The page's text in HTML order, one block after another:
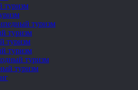
туризм
туризм
туризм
туризм
туризм
туризм
туризм